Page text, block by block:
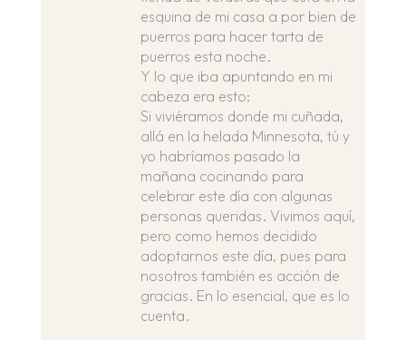
esquina de mi casa a por bien de
puerros para hacer tarta de
puerros esta noche.
Y lo que iba apuntando en mi
cabeza era esto:
Si viviéramos donde mi cuñada,
allá en la helada Minnesota, tú y
yo habríamos pasado la
mañana cocinando para
celebrar este día con algunas
personas queridas. Vivimos aquí,
pero como hemos decidido
adoptarnos este día, pues para
nosotros también es acción de
gracias. En lo esencial, que es lo
cuenta.